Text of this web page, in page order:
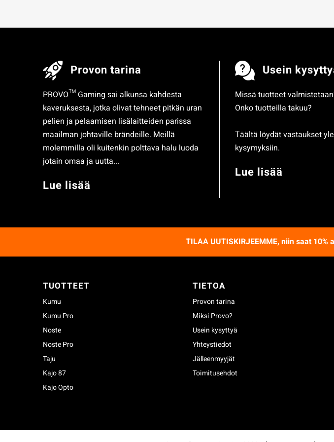
Provon tarina
PROVO™ Gaming sai alkunsa kahdesta
kaveruksesta, jotka olivat tehneet pitkän uran
pelien ja pelaamisen lisälaitteiden parissa
maailman johtaville brändeille. Meillä
molemmilla oli kuitenkin polttava halu luoda
jotain omaa ja uutta...
Lue lisää
Usein
Missä tuotteet
Onko tuotteilla takuu?
Täältä löydät vastaukset
kysymyksiin.
Lue lisää
TILAA UUTISKIRJEEMME, niin saat 10%
TUOTTEET
Kumu
Kumu Pro
Noste
Noste Pro
Taju
Kajo 87
Kajo Opto
TIETOA
Provon tarina
Miksi Provo?
Usein kysyttyä
Yhteystiedot
Jälleenmyyjät
Toimitusehdot